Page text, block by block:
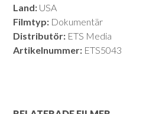
Land: USA
Filmtyp: Dokumentär
Distributör: ETS Media
Artikelnummer: ETS5043